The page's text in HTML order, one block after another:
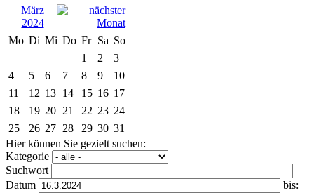
März
2024
Mo Di Mi Do Fr Sa So
1
2
3
4
5 6 7 8 9
10
11
12 13 14 15 16 17
18
19 20 21 22 23 24
25
26 27 28 29 30 31
Hier können Sie gezielt suchen:
Kategorie
Suchwort
Datum
bis: